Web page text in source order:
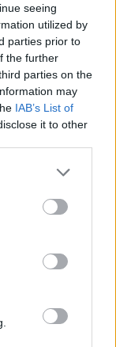
seeing
utilized by
parties prior to
the further
parties on the
may
IAB’s List of
it to other
La campagna
categoria e l'ultimo
la…
«La Prima?
della
di
regola il Fonni
per il sogno
e is de